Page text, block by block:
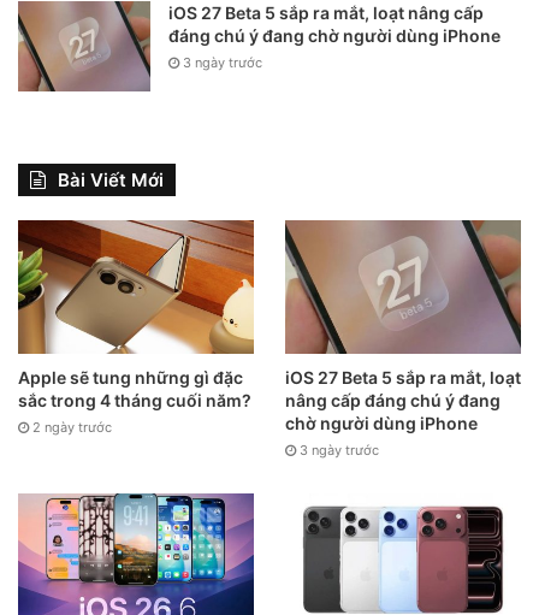
iOS 27 Beta 5 sắp ra mắt, loạt nâng cấp
đáng chú ý đang chờ người dùng iPhone
3 ngày trước
Bài Viết Mới
Apple sẽ tung những gì đặc
sắc trong 4 tháng cuối năm?
2 ngày trước
iOS 27 Beta 5 sắp ra mắt, loạt
nâng cấp đáng chú ý đang
chờ người dùng iPhone
3 ngày trước